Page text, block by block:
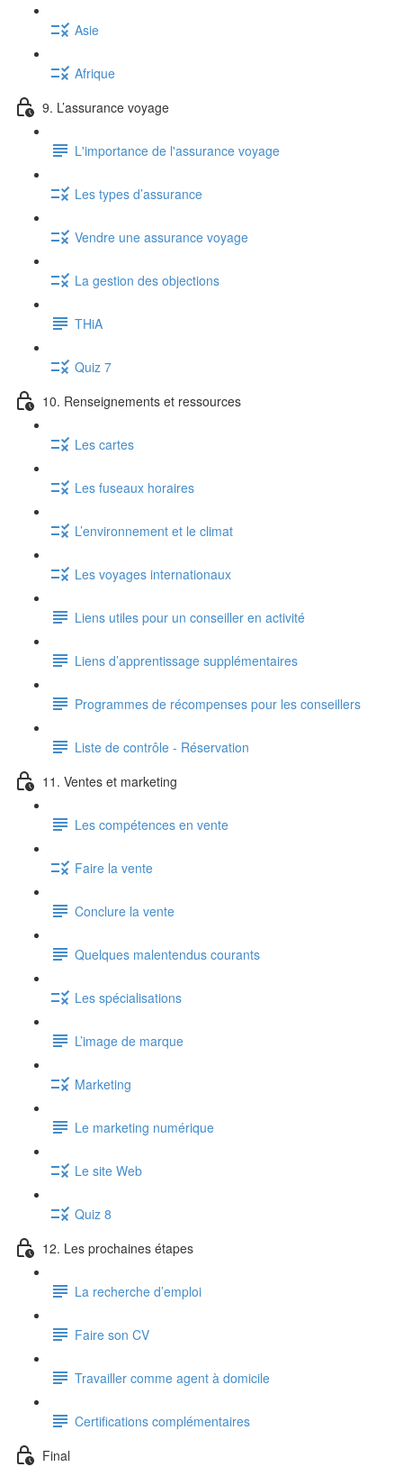
Asie
Afrique
9. L’assurance voyage
L'importance de l'assurance voyage
Les types d’assurance
Vendre une assurance voyage
La gestion des objections
THiA
Quiz 7
10. Renseignements et ressources
Les cartes
Les fuseaux horaires
L’environnement et le climat
Les voyages internationaux
Liens utiles pour un conseiller en activité
Liens d’apprentissage supplémentaires
Programmes de récompenses pour les conseillers
Liste de contrôle - Réservation
11. Ventes et marketing
Les compétences en vente
Faire la vente
Conclure la vente
Quelques malentendus courants
Les spécialisations
L’image de marque
Marketing
Le marketing numérique
Le site Web
Quiz 8
12. Les prochaines étapes
La recherche d’emploi
Faire son CV
Travailler comme agent à domicile
Certifications complémentaires
Final